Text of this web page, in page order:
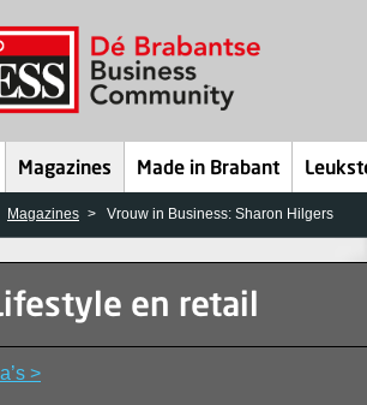
Magazines Made in Brabant
Magazines Vrouw in Business: Sharon Hilgers
en retail
>